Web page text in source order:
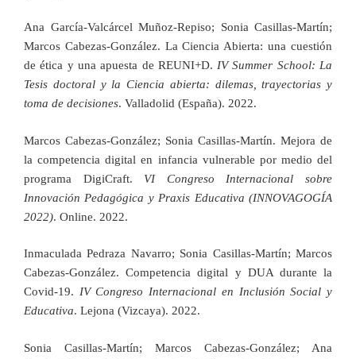
Ana García-Valcárcel Muñoz-Repiso; Sonia Casillas-Martín;
Marcos Cabezas-González. La Ciencia Abierta: una cuestión
de ética y una apuesta de REUNI+D. IV Summer School: La
Tesis doctoral y la Ciencia abierta: dilemas, trayectorias y
toma de decisiones. Valladolid (España). 2022.
Marcos Cabezas-González; Sonia Casillas-Martín. Mejora de
la competencia digital en infancia vulnerable por medio del
programa DigiCraft. VI Congreso Internacional sobre
Innovación Pedagógica y Praxis Educativa (INNOVAGOGÍA
2022). Online. 2022.
Inmaculada Pedraza Navarro; Sonia Casillas-Martín; Marcos
Cabezas-González. Competencia digital y DUA durante la
Covid-19. IV Congreso Internacional en Inclusión Social y
Educativa. Lejona (Vizcaya). 2022.
Sonia Casillas-Martín; Marcos Cabezas-González; Ana